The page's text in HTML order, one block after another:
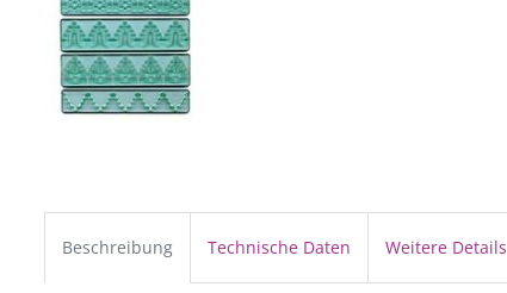
Beschreibung Technische Daten Weitere Details